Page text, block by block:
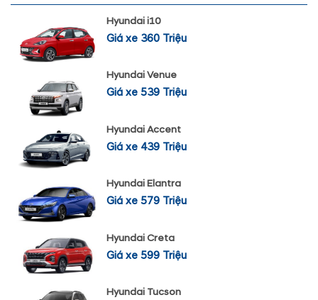
Hyundai i10
Giá xe 360 Triệu
Hyundai Venue
Giá xe 539 Triệu
Hyundai Accent
Giá xe 439 Triệu
Hyundai Elantra
Giá xe 579 Triệu
Hyundai Creta
Giá xe 599 Triệu
Hyundai Tucson